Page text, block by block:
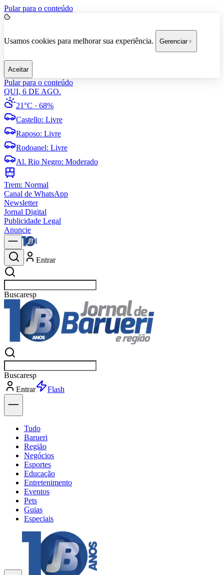
Pular para o conteúdo
Usamos cookies para melhorar sua experiência. Gerenciar
Aceitar
Pular para o conteúdo
QUI, 6 DE AGO.
21°C · 68%
Castello: Livre
Raposo: Livre
Rodoanel: Livre
Al. Rio Negro: Moderado
Trem: Normal
Canal de WhatsApp
Newsletter
Jornal Digital
Publicidade Legal
Anuncie
Entrar
Buscarnotí
Buscarnotí
Entrar
Explorar
Tudo
Barueri
Região
Negócios
Esportes
Educação
Entretenimento
Eventos
Pets
Guias
Especiais
Explore Tudo
Últimas Notícias
Previsão do Tempo
Trânsito e Rotas